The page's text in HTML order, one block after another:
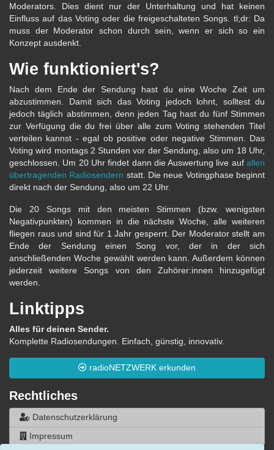
Moderators. Dies dient nur der Unterhaltung und hat keinen
Einfluss auf das Voting oder die freigeschalteten Songs. tl;dr: Da
muss der Moderator schon durch sein, wenn er sich so ein
Konzept ausdenkt.
Wie funktioniert's?
Nach dem Ende der Sendung hast du eine Woche Zeit um
abzustimmen. Damit sich das Voting jedoch lohnt, solltest du
jedoch täglich abstimmen, denn jeden Tag hast du fünf Stimmen
zur Verfügung die du frei über alle zum Voting stehenden Titel
verteilen kannst - egal ob positive oder negative Stimmen. Das
Voting wird montags 2 Stunden vor der Sendung, also um 18 Uhr,
geschlossen. Um 20 Uhr findet dann die Auswertung live auf allen
übertragenden Radiosendern statt. Die neue Votingphase beginnt
direkt nach der Sendung, also um 22 Uhr.
Die 20 Songs mit den meisten Stimmen (bzw. wenigsten
Negativpunkten) kommen in die nächste Woche, alle weiteren
fliegen raus und sind für 1 Jahr gesperrt. Der Moderator stellt am
Ende der Sendung einen Song vor, der in der sich
anschließenden Woche gewählt werden kann. Außerdem können
jederzeit weitere Songs von den Zuhörer:innen hinzugefügt
werden.
Linktipps
Alles für deinen Sender.
Komplette Radiosendungen. Einfach, günstig, innovativ.
radioNETZWERK erkunden
Rechtliches
Datenschutzerklärung
Impressum